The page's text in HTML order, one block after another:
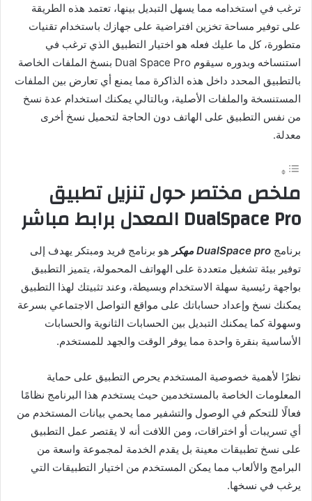
ترغب في استخدامه مما يسهل التبديل بينها، تعتمد هذه الطريقة
على توفير مساحة تخزين افتراضية على جهازك باستخدام تقنيات
متطورة، كل ما عليك فعله هو اختيار التطبيق الذي ترغب في
استنساخه وبدوره سيقوم Dual Space Pro بنسخ الملفات الخاصة
بالتطبيق المحدد داخل هذه الذاكرة مما يمنع أي تعارض بين الملفات
المستنسخة والملفات الأصلية، وبالتالي يمكنك استخدام عدة نسخ
من نفس التطبيق على الهاتف دون الحاجة لتحميل نسخ أخرى
معدلة.
ملخص مختصر حول تنزيل تطبيق
DualSpace Pro المعدل برابط مباشر
برنامج DualSpace pro مهكر
هو برنامج فريد ومبتكر يهدف إلى
توفير بيئة تشغيل متعددة على الهواتف المحمولة، يتميز التطبيق
بواجهة رئيسية سهلة الاستخدام وبسيطة، وعند تثبيتك لهذا التطبيق
يمكنك نسخ وإعداد حساباتك على مواقع التواصل الاجتماعي بسرعة
وسهولة كما يمكنك التبديل بين الحسابات الثانوية والحسابات
الأساسية بنقرة واحدة مما يوفر الوقت والجهد للمستخدم.
نظرًا لأهمية خصوصية المستخدم يحرص التطبيق على حماية
المعلومات الخاصة بالمستخدمين حيث يستخدم هذا البرنامج نظامًا
فعالًا للتحكم في الوصول والتشفير مما يحمي بيانات المستخدم من
أي تسريبات أو اختراقات، ومن اللافت أنه لا يقتصر عمل التطبيق
على نسخ تطبيقات معينة بل يقدم الخدمة لمجموعة واسعة من
البرامج والألعاب مما يمكن المستخدم من اختيار التطبيقات التي
يرغب في نسخها.